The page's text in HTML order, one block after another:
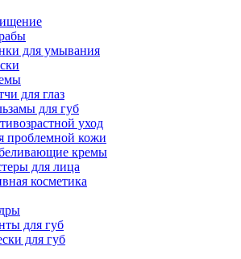
для умывания
для глаз
для губ
уход
проблемной кожи
кремы
для лица
косметика
для губ
для губ